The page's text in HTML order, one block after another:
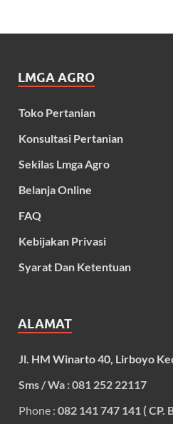
LMGA AGRO
Toko Pertanian
Konsultasi Pertanian
Sekilas Lmga Agro
Belanja Online
FAQ
Kebijakan Privasi
Syarat Dan Ketentuan
ALAMAT
Jl. HM Winarto 40, Lirboyo
Sms / Wa : 081 252 22117
Phone : 082 141 747 141 ( CP.